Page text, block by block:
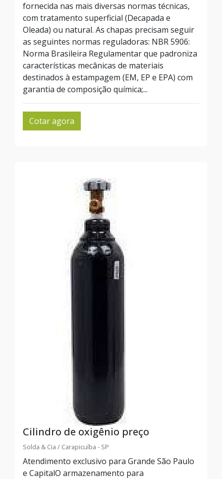
fornecida nas mais diversas normas técnicas,
com tratamento superficial (Decapada e
Oleada) ou natural. As chapas precisam seguir
as seguintes normas reguladoras: NBR 5906:
Norma Brasileira Regulamentar que padroniza
características mecânicas de materiais
destinados à estampagem (EM, EP e EPA) com
garantia de composição química;...
Cotar agora
Cilindro de oxigênio preço
Solda & Cia / Carapicuíba - SP
Atendimento exclusivo para Grande São Paulo
e CapitalO armazenamento para